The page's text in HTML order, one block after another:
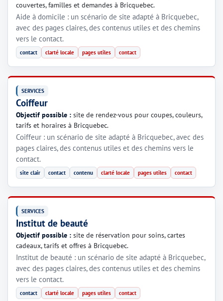
couvertes, familles et demandes à Bricquebec.
Aide à domicile : un scénario de site adapté à Bricquebec,
avec des pages claires, des contenus utiles et des chemins
vers le contact.
contact clarté locale pages utiles contact
SERVICES
Coiffeur
Objectif possible : site de rendez-vous pour coupes, couleurs,
tarifs et horaires à Bricquebec.
Coiffeur : un scénario de site adapté à Bricquebec, avec des
pages claires, des contenus utiles et des chemins vers le
contact.
site clair contact contenu clarté locale pages utiles contact
SERVICES
Institut de beauté
Objectif possible : site de réservation pour soins, cartes
cadeaux, tarifs et offres à Bricquebec.
Institut de beauté : un scénario de site adapté à Bricquebec,
avec des pages claires, des contenus utiles et des chemins
vers le contact.
contact clarté locale pages utiles contact